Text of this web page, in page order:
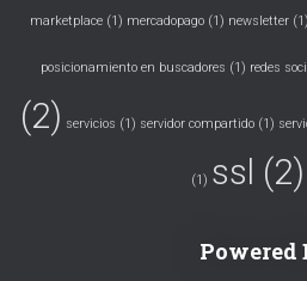
marketplace (1) mercadopago (1) newsletter (1)
posicionamiento en buscadores (1) redes
(2) servicios (1) servidor compartido (1)
(1) ssl (2)
Powered